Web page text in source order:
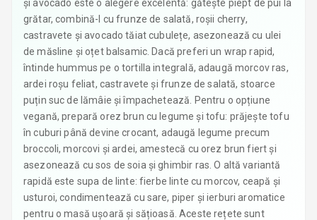
și avocado este o alegere excelentă: gătește piept de pui la
grătar, combină-l cu frunze de salată, roșii cherry,
castravete și avocado tăiat cubulețe, asezonează cu ulei
de măsline și oțet balsamic. Dacă preferi un wrap rapid,
întinde hummus pe o tortilla integrală, adaugă morcov ras,
ardei roșu feliat, castravete și frunze de salată, stoarce
puțin suc de lămâie și împachetează. Pentru o opțiune
vegană, prepară orez brun cu legume și tofu: prăjește tofu
în cuburi până devine crocant, adaugă legume precum
broccoli, morcovi și ardei, amestecă cu orez brun fiert și
asezonează cu sos de soia și ghimbir ras. O altă variantă
rapidă este supa de linte: fierbe linte cu morcov, ceapă și
usturoi, condimentează cu sare, piper și ierburi aromatice
pentru o masă ușoară și sățioasă. Aceste rețete sunt